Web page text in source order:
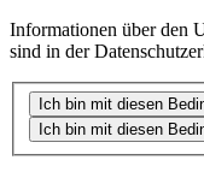
Informationen über den
sind in der